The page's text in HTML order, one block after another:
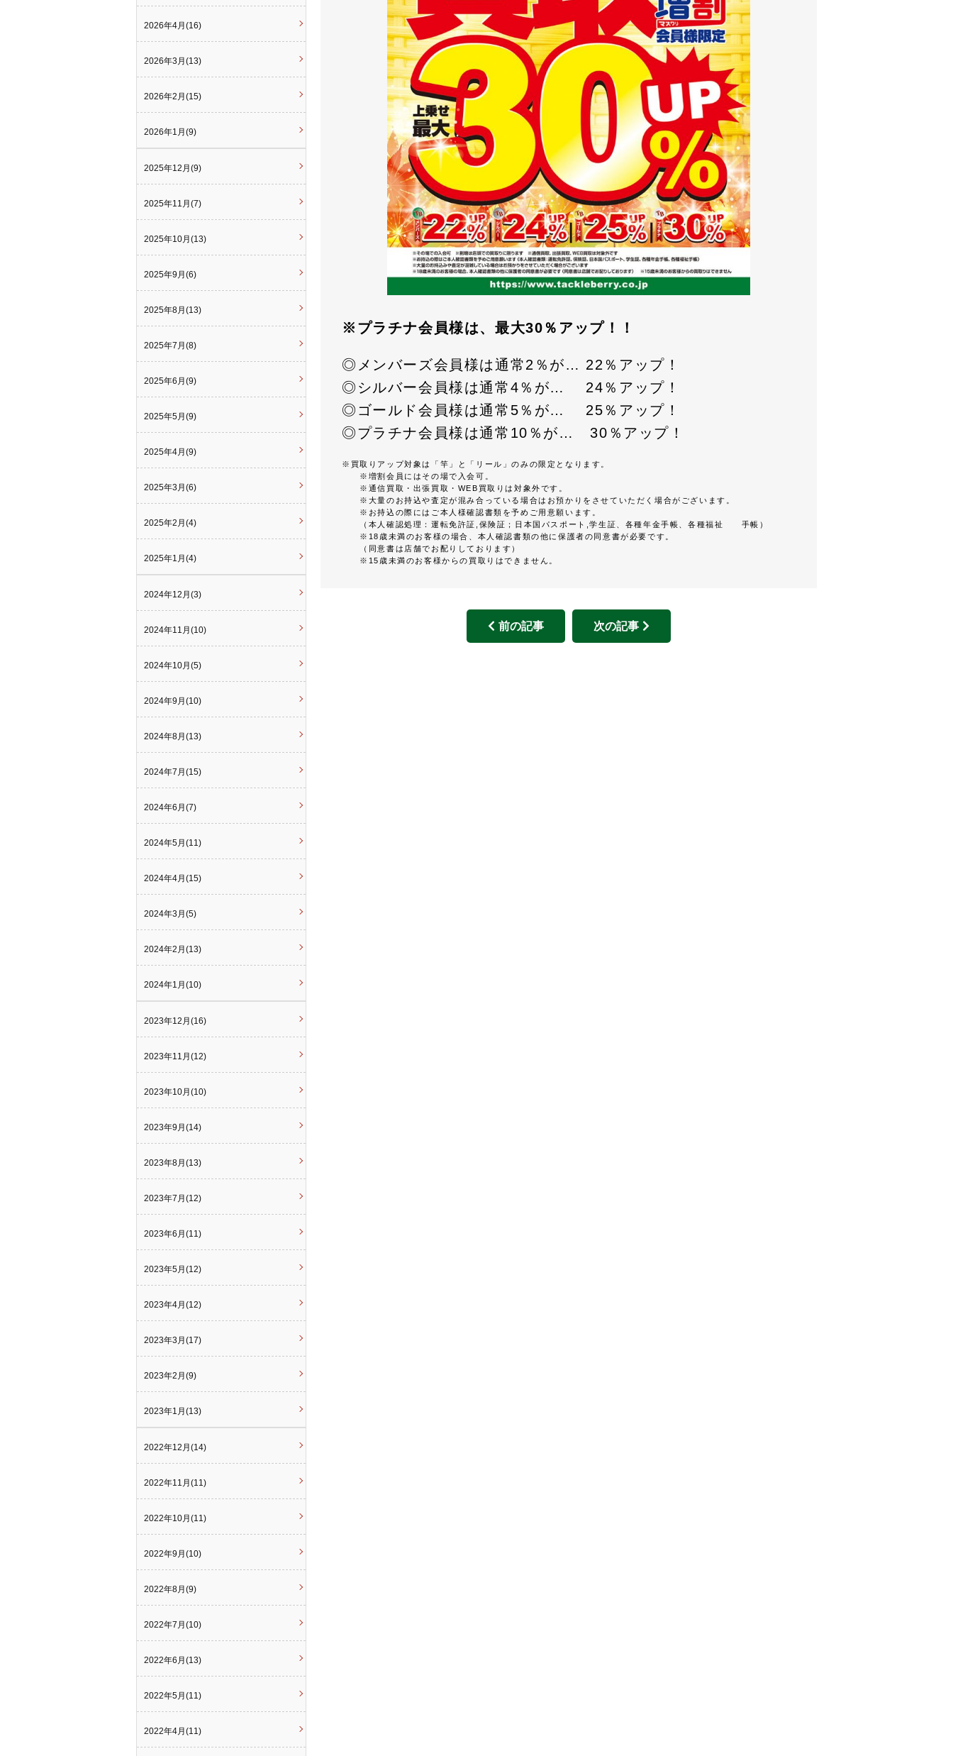
※プラチナ会員様は、最大30％アップ！！
◎メンバーズ会員様は通常2％が… 22％アップ！
◎シルバー会員様は通常4％が… 24％アップ！
◎ゴールド会員様は通常5％が… 25％アップ！
◎プラチナ会員様は通常10％が… 30％アップ！
※買取りアップ対象は「竿」と「リール」のみの限定となります。
※増割会員にはその場で入会可。
※通信買取・出張買取・WEB買取りは対象外です。
※大量のお持込や査定が混み合っている場合はお預かりをさせていただく場合がございます。
※お持込の際にはご本人様確認書類を予めご用意願います。
（本人確認処理：運転免許証,保険証；日本国パスポート,学生証、各種年金手帳、各種福祉 手帳）
※18歳未満のお客様の場合、本人確認書類の他に保護者の同意書が必要です。
（同意書は店舗でお配りしております）
※15歳未満のお客様からの買取りはできません。
前の記事 次の記事
2026年4月(16)
2026年3月(13)
2026年2月(15)
2026年1月(9)
2025年12月(9)
2025年11月(7)
2025年10月(13)
2025年9月(6)
2025年8月(13)
2025年7月(8)
2025年6月(9)
2025年5月(9)
2025年4月(9)
2025年3月(6)
2025年2月(4)
2025年1月(4)
2024年12月(3)
2024年11月(10)
2024年10月(5)
2024年9月(10)
2024年8月(13)
2024年7月(15)
2024年6月(7)
2024年5月(11)
2024年4月(15)
2024年3月(5)
2024年2月(13)
2024年1月(10)
2023年12月(16)
2023年11月(12)
2023年10月(10)
2023年9月(14)
2023年8月(13)
2023年7月(12)
2023年6月(11)
2023年5月(12)
2023年4月(12)
2023年3月(17)
2023年2月(9)
2023年1月(13)
2022年12月(14)
2022年11月(11)
2022年10月(11)
2022年9月(10)
2022年8月(9)
2022年7月(10)
2022年6月(13)
2022年5月(11)
2022年4月(11)